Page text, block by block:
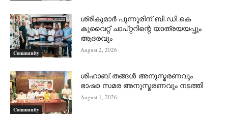
Community
ശ്രീകുമാർ പുന്നൂരിന് ബി.ഡി.കെ
കുവൈറ്റ് ചാപ്റ്ററിന്റെ യാത്രയയപ്പും
ആദരവും
August 2, 2026
Community
ശിഹാബ് തങ്ങൾ അനുസ്മരണവും
ഭാഷാ സമര അനുസ്മരണവും നടത്തി
August 1, 2026